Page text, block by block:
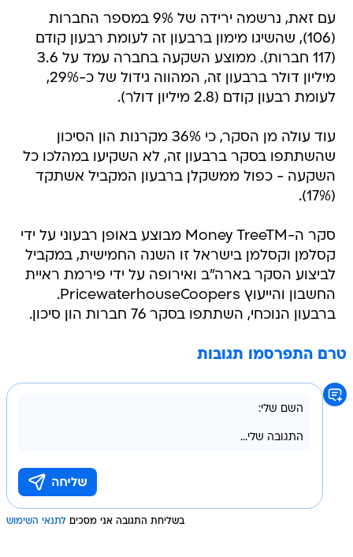
עם זאת, נרשמה ירידה של 9% במספר החברות
(106), שהשיגו מימון ברבעון זה לעומת רבעון קודם
(117 חברות). ממוצע השקעה בחברה עמד על 3.6
מיליון דולר ברבעון זה, המהווה גידול של כ-29%,
לעומת רבעון קודם (2.8 מיליון דולר).
עוד עולה מן הסקר, כי 36% מקרנות הון הסיכון
שהשתתפו בסקר ברבעון זה, לא השקיעו במהלכו כל
השקעה - כפול ממשקלן ברבעון המקביל אשתקד
(17%).
סקר ה-Money TreeTM מבוצע באופן רבעוני על ידי
קסלמן וקסלמן בישראל זו השנה החמישית, במקביל
לביצוע הסקר בארה"ב ואירופה על ידי פירמת ראיית
החשבון והייעוץ PricewaterhouseCoopers.
ברבעון הנוכחי, השתתפו בסקר 76 חברות הון סיכון.
טרם התפרסמו תגובות
בשליחת התגובה אני מסכים לתנאי השימוש